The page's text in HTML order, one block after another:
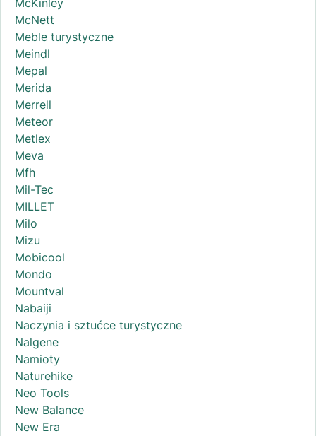
McKinley
McNett
Meble turystyczne
Meindl
Mepal
Merida
Merrell
Meteor
Metlex
Meva
Mfh
Mil-Tec
MILLET
Milo
Mizu
Mobicool
Mondo
Mountval
Nabaiji
Naczynia i sztućce turystyczne
Nalgene
Namioty
Naturehike
Neo Tools
New Balance
New Era